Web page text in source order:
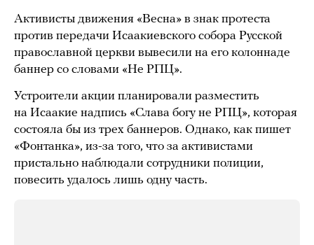
Активисты движения «Весна» в знак протеста
против передачи Исаакиевского собора Русской
православной церкви вывесили на его колоннаде
баннер со словами «Не РПЦ».
Устроители акции планировали разместить
на Исаакие надпись «Слава богу не РПЦ», которая
состояла бы из трех баннеров. Однако, как пишет
«Фонтанка», из-за того, что за активистами
пристально наблюдали сотрудники полиции,
повесить удалось лишь одну часть.